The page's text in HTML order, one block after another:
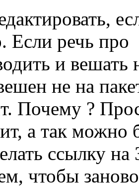
Если речь про
и вешать
не на
Почему ?
а так
ссылку на
чтобы